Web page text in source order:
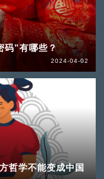
码”有哪些？
2024-04-02
哲学不能变成中国